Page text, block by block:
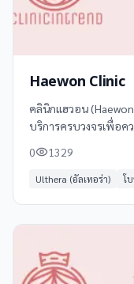
Haewon Clinic
คลินิกแฮวอน
บริการครบวงจรเพื่อ
0 1329
Ulthera (อัลเทอร่า) โ